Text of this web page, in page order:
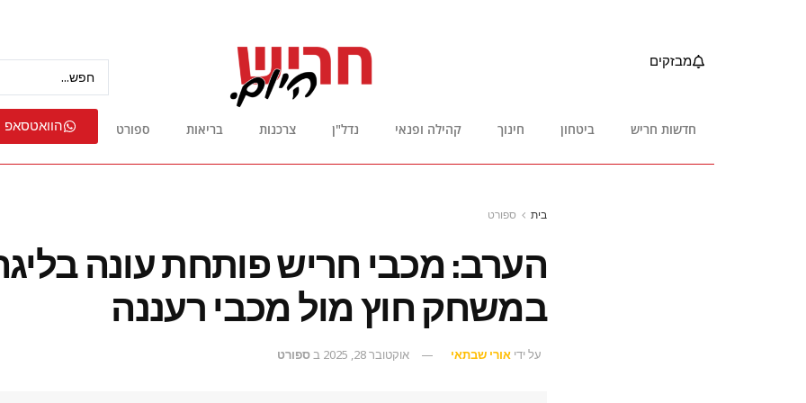
מבזקים
חדשות חריש ביטחון חינוך קהילה ופנאי נדל"ן צרכנות בריאות ספורט הוואטסאפ
בית ספורט
הערב: מכבי חריש פותחת עונה
במשחק חוץ מול מכבי רעננה
על ידי אורי שבתאי אוקטובר 28, 2025 בספורט